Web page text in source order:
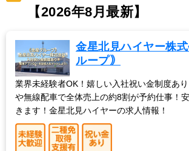
【2026年8月最新】
金星北見ハイヤー株
ループ｠
業界未経験者OK！嬉しい入社祝い金制度あ
や無線配車で全体売上の約8割が予約仕事！
きます！金星北見ハイヤーの求人情報！